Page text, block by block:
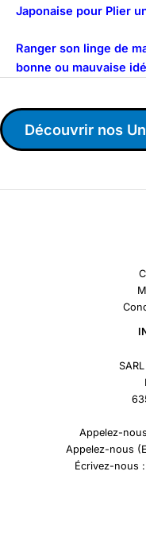
Japonaise pour Plier
Ranger son linge de
bonne ou mauvaise
Découvrir nos
Appelez-
Appelez-nous
Écrivez-nous